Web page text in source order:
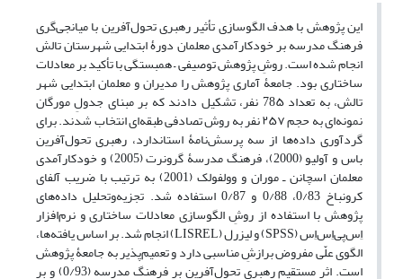
این پژوهش با هدف الگو‌سازی تأثیر رهبری تحول‌آفرین با میانجی‌گری
فرهنگ مدرسه بر خودکارآمدی معلمان دورۀ ابتدایی شهرستان تالش
انجام شده است. روشِ پژوهش توصیفی – همبستگی با تأکید بر معادلات
ساختاری بود. جامعۀ آماری پژوهش را مدیران و معلمان ابتدایی شهر
تالش، به تعداد 78۵ نفر، تشکیل ‌دادند که بر مبنای جدولِ مورگان
نمونه‌ای به حجم ۲۵۷ نفر به روش تصادفی طبقه‌ای انتخاب شدند. برای
گردآوری داده‌ها از سه پرسش‌نامۀ استاندارد، رهبری تحول‌آفرین
باس و آولیو (2000)، فرهنگ مدرسۀ گرونرت (2005) و خودکارآمدی
معلمان اسچانن‌ ـ موران و وولفولک (2001) به ترتیب با ضریب آلفای
کرونباخ 0/83، 0/88 و 0/87 استفاده شد. تجزیه‌وتحلیل داده‌های
پژوهش با استفاده از روشِ الگوسازی معادلات ساختاری و نرم‌افزار
اِس‌پی‌اِس‌اِس (SPSS) و لیزرل (LISREL) انجام شد. بر اساس یافته‌ها،
الگوی علّی مفروض برازشِ مناسبی دارد و تعمیم‌پذیر به جامعۀ پژوهش
است. اثر مستقیم رهبری تحول‌آفرین بر فرهنگ مدرسه (0/93) و بر